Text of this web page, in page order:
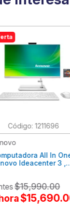
:1211696
All In
Ideacenter 3 ,
Win11 Home
$15,990.00
$15,690.